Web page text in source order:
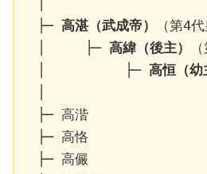
  ├─
高湛（武成帝）
（第4
  │     ├─
高緯（後主）
  │          ├─
高恒（幼
  ├─ 高湝
  ├─ 高恪
  ├─ 高儼